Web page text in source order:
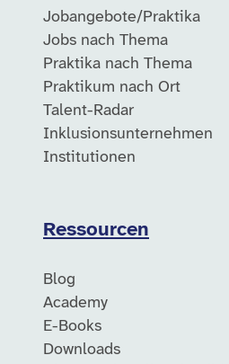
Jobangebote/Praktika
Jobs nach Thema
Praktika nach Thema
Praktikum nach Ort
Talent-Radar
Inklusionsunternehmen
Institutionen
Ressourcen
Blog
Academy
E-Books
Downloads